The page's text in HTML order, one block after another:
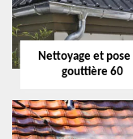
Nettoyage et pose
gouttière 60